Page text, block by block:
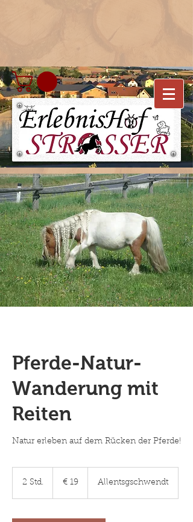
Pferde-Natur-
Wanderung mit
Reiten
Natur erleben auf dem Rücken der Pferde!
2 Std.
d
Euro
€ 19 Allentsgschwendt